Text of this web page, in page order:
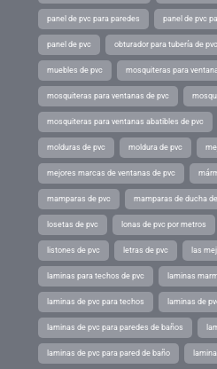
panel de pvc para paredes panel de pvc
panel de pvc obturador para tubería de pvc
muebles de pvc mosquiteras para
mosquiteras para ventanas de pvc
mosquiteras para ventanas abatibles de pvc
molduras de pvc moldura de pvc
mejores marcas de ventanas de pvc
mamparas de pvc mamparas de ducha
losetas de pvc lonas de pvc por metros
listones de pvc letras de pvc las
laminas para techos de pvc laminas
laminas de pvc para techos laminas de
laminas de pvc para paredes de baños
laminas de pvc para pared de baño